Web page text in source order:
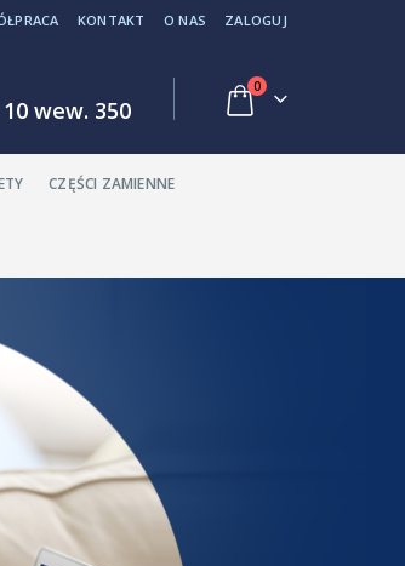
KONTAKT O NAS ZALOGUJ
wew. 350
0
CZĘŚCI ZAMIENNE